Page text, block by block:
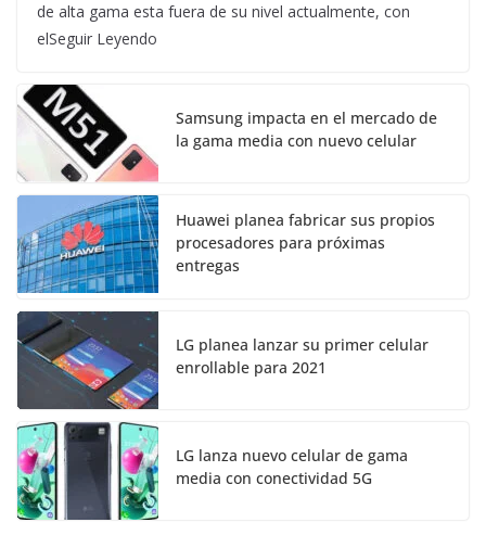
de alta gama esta fuera de su nivel actualmente, con
elSeguir Leyendo
Samsung impacta en el mercado de
la gama media con nuevo celular
Huawei planea fabricar sus propios
procesadores para próximas
entregas
LG planea lanzar su primer celular
enrollable para 2021
LG lanza nuevo celular de gama
media con conectividad 5G